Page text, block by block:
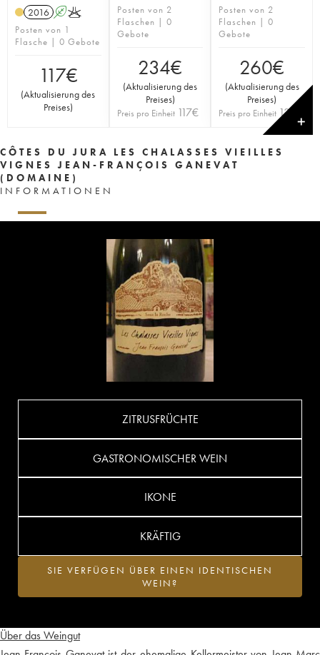
2016 AK
Posten von 1
Flasche | 0 Gebote
117€
(Aktualisierung des
Preises)
Posten von 2
Flaschen | 0
Gebote
234€
(Aktualisierung des
Preises)
Preis pro Einheit 117€
Posten von 2
Flaschen | 0
Gebote
260€
(Aktualisierung des
Preises)
Preis pro Einheit 130
✕
CÔTES DU JURA LES CHALASSES VIEILLES
VIGNES JEAN-FRANÇOIS GANEVAT
(DOMAINE)
INFORMATIONEN
Über das Weingut
ZITRUSFRÜCHTE
GASTRONOMISCHER WEIN
IKONE
KRÄFTIG
SIE VERFÜGEN ÜBER EINEN IDENTISCHEN
WEIN?